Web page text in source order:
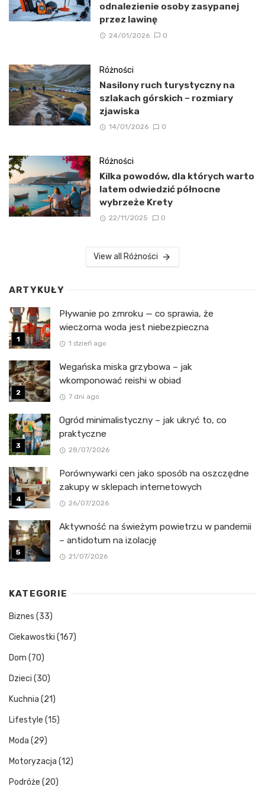
odnalezienie osoby zasypanej
przez lawinę
24/01/2026 0
Różności
Nasilony ruch turystyczny na
szlakach górskich – rozmiary
zjawiska
14/01/2026 0
Różności
Kilka powodów, dla których warto
latem odwiedzić północne
wybrzeże Krety
22/11/2025 0
View all Różności
ARTYKUŁY
Pływanie po zmroku — co sprawia, że
wieczorna woda jest niebezpieczna
1 dzień ago
Wegańska miska grzybowa – jak
wkomponować reishi w obiad
7 dni ago
Ogród minimalistyczny – jak ukryć to, co
praktyczne
28/07/2026
Porównywarki cen jako sposób na oszczędne
zakupy w sklepach internetowych
26/07/2026
Aktywność na świeżym powietrzu w pandemii
– antidotum na izolację
21/07/2026
KATEGORIE
Biznes (33)
Ciekawostki (167)
Dom (70)
Dzieci (30)
Kuchnia (21)
Lifestyle (15)
Moda (29)
Motoryzacja (12)
Podróże (20)